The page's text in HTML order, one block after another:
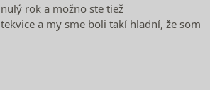
rok a možno ste tiež
a my sme boli takí hladní, že som